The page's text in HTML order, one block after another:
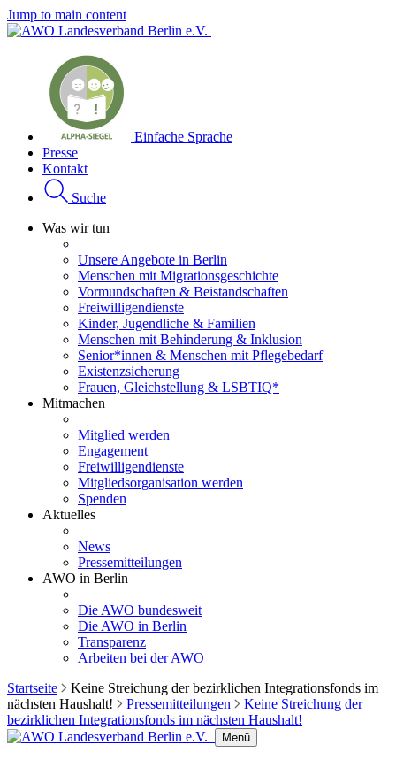
Jump to main content
Einfache Sprache
Presse
Kontakt
Suche
Was wir tun
Unsere Angebote in Berlin
Menschen mit Migrationsgeschichte
Vormundschaften & Beistandschaften
Freiwilligendienste
Kinder, Jugendliche & Familien
Menschen mit Behinderung & Inklusion
Senior*innen & Menschen mit Pflegebedarf
Existenzsicherung
Frauen, Gleichstellung & LSBTIQ*
Mitmachen
Mitglied werden
Engagement
Freiwilligendienste
Mitgliedsorganisation werden
Spenden
Aktuelles
News
Pressemitteilungen
AWO in Berlin
Die AWO bundesweit
Die AWO in Berlin
Transparenz
Arbeiten bei der AWO
Startseite
Keine Streichung der bezirklichen Integrationsfonds im
nächsten Haushalt!
Pressemitteilungen
Keine Streichung der
bezirklichen Integrationsfonds im nächsten Haushalt!
Menü